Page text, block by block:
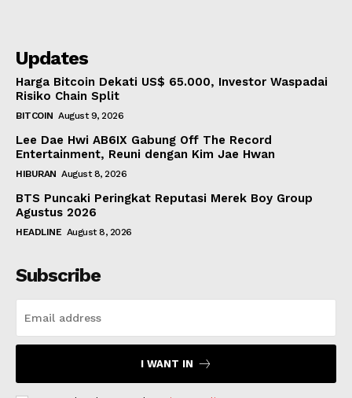
Updates
Harga Bitcoin Dekati US$ 65.000, Investor Waspadai
Risiko Chain Split
BITCOIN August 9, 2026
Lee Dae Hwi AB6IX Gabung Off The Record
Entertainment, Reuni dengan Kim Jae Hwan
HIBURAN August 8, 2026
BTS Puncaki Peringkat Reputasi Merek Boy Group
Agustus 2026
HEADLINE August 8, 2026
Subscribe
I WANT IN